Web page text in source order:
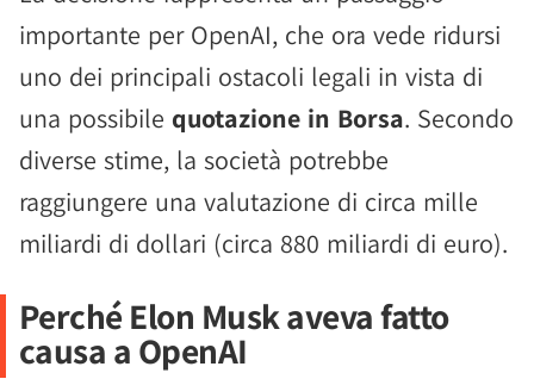
importante per OpenAI, che ora vede ridursi
uno dei principali ostacoli legali in vista di
una possibile quotazione in Borsa. Secondo
diverse stime, la società potrebbe
raggiungere una valutazione di circa mille
miliardi di dollari (circa 880 miliardi di euro).
Perché Elon Musk aveva fatto
causa a OpenAI